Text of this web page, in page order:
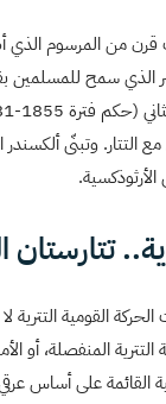
من المرسوم الذي
الذي سمح للمسلمين
مع التتار. وتبنّى
الأرثوذكسية.
تتارستان
التترية المنفصلة، أو
القائمة على أساس